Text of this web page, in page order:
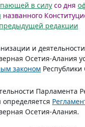
в силу со дня
названного
предыдущей редакции
и
Осетия-Алания
законом
Парламента
Осетия-Алания.